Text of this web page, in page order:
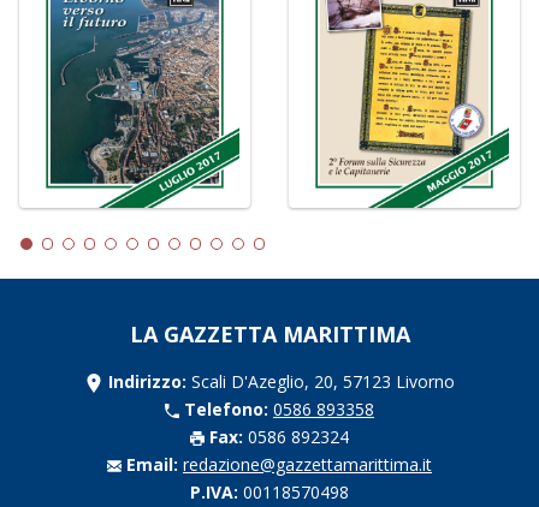
LA GAZZETTA MARITTIMA
Indirizzo: Scali D'Azeglio, 20, 57123 Livorno
Telefono: 0586 893358
Fax: 0586 892324
Email: redazione@gazzettamarittima.it
P.IVA: 00118570498